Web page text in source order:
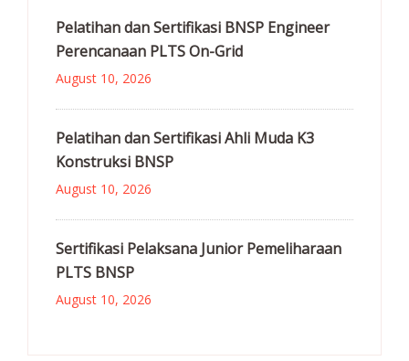
Pelatihan dan Sertifikasi BNSP Engineer
Perencanaan PLTS On-Grid
August 10, 2026
Pelatihan dan Sertifikasi Ahli Muda K3
Konstruksi BNSP
August 10, 2026
Sertifikasi Pelaksana Junior Pemeliharaan
PLTS BNSP
August 10, 2026